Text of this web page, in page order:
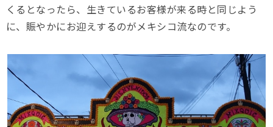
くるとなったら、生きているお客様が来る時と同じよう
に、賑やかにお迎えするのがメキシコ流なのです。